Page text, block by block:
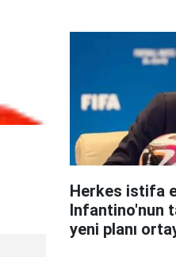
Herkes istifa
Infantino'nun
yeni planı